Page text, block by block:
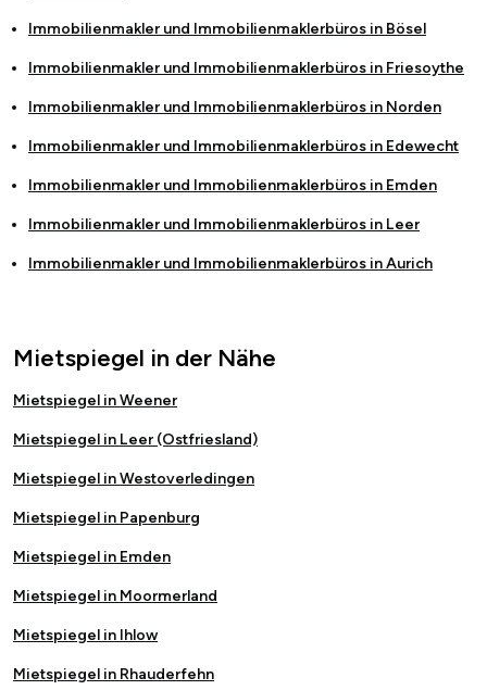
Immobilienmakler und Immobilienmaklerbüros in Bösel
Immobilienmakler und Immobilienmaklerbüros in Friesoythe
Immobilienmakler und Immobilienmaklerbüros in Norden
Immobilienmakler und Immobilienmaklerbüros in Edewecht
Immobilienmakler und Immobilienmaklerbüros in Emden
Immobilienmakler und Immobilienmaklerbüros in Leer
Immobilienmakler und Immobilienmaklerbüros inAurich
Mietspiegel in der Nähe
Mietspiegel in Weener
Mietspiegel in Leer (Ostfriesland)
Mietspiegel in Westoverledingen
Mietspiegel in Papenburg
Mietspiegel in Emden
Mietspiegel in Moormerland
Mietspiegel in Ihlow
Mietspiegel in Rhauderfehn